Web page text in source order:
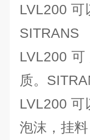
LVL200 可
SITRANS
LVL200
质。
LVL200 可
泡沫，挂料